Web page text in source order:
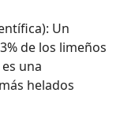
Un
de los limeños
una
helados